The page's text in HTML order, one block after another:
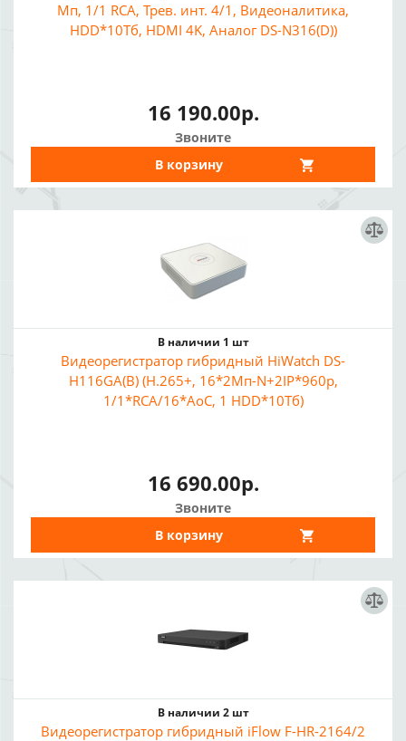
Мп, 1/1 RCA, Трев. инт. 4/1, Видеоналитика,
HDD*10Тб, HDMI 4K, Аналог DS-N316(D))
16 190.00р.
Звоните
В корзину
В наличии 1 шт
Видеорегистратор гибридный HiWatch DS-
H116GA(B) (H.265+, 16*2Mп-N+2IP*960p,
1/1*RCA/16*AoC, 1 HDD*10Тб)
16 690.00р.
Звоните
В корзину
В наличии 2 шт
Видеорегистратор гибридный iFlow F-HR-2164/2